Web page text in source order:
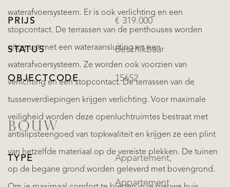
waterafvoersysteem. Er is ook verlichting en een
stopcontact. De terrassen van de penthouses worden
uitgerust met een wateraansluiting en een
waterafvoersysteem. Ze worden ook voorzien van
verlichting en een stopcontact. De terrassen van de
tussenverdiepingen krijgen verlichting. Voor maximale
veiligheid worden deze openluchtruimtes bestraat met
antislipsteengoed van topkwaliteit en krijgen ze een plint
van hetzelfde materiaal op de vereiste plekken. De tuinen
op de begane grond worden geleverd met bovengrond.
PRIJS € 319.000
STATUS Beschikbaar
OBJECTCODE 15652
BOUW
TYPE Appartement,
Appartement